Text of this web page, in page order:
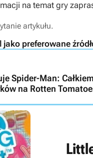
na temat gry
artykułu.
jako preferowane
Spider-Man:
na Rotten